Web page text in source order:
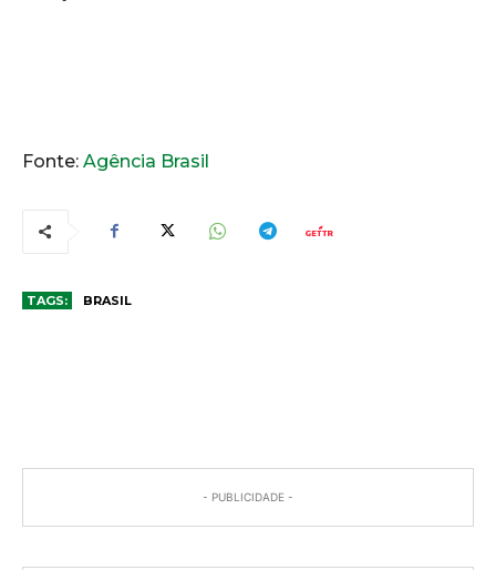
Fonte: Agência Brasil
TAGS: BRASIL
- PUBLICIDADE -